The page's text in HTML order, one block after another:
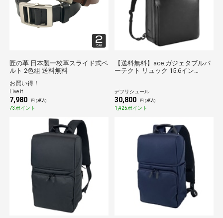
匠の革 日本製一枚革スライド式ベ
ルト 2色組 送料無料
お買い得！
Live it
7,980 円 (税込)
73ポイント
【送料無料】ace.ガジェタブルバ
ーテクト リュック 15.6イン
デフリシュール
30,800 円 (税込)
1,425ポイント